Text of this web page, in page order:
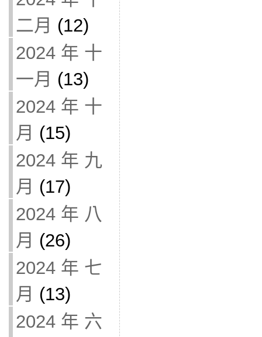
二月 (12)
2024 年 十
一月 (13)
2024 年 十
月 (15)
2024 年 九
月 (17)
2024 年 八
月 (26)
2024 年 七
月 (13)
2024 年 六